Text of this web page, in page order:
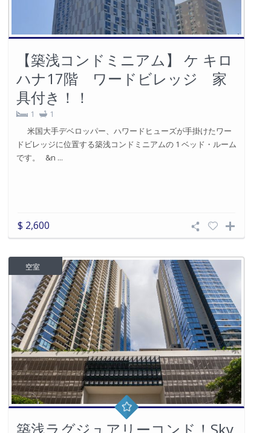
【築浅コンドミニアム】 ケ キロ
ハナ17階 ワードビレッジ 家
具付き！！
1
1
米国大手デベロッパー、ハワードヒューズが手掛けたワー
ドビレッジに位置する築浅コンドミニアムの 1 ベッド・ルーム
です。 &n ...
$ 2,600
空室
築浅ラグジュアリーコンド！Sky